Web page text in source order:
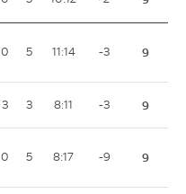
0 5 11:14 -3 9
3 3 8:11 -3 9
0 5 8:17 -9 9